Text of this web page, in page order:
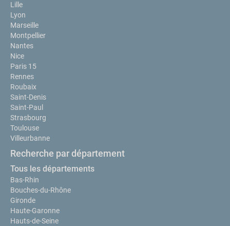
Lille
Lyon
Marseille
Montpellier
Nantes
Nice
Paris 15
Rennes
Roubaix
Saint-Denis
Saint-Paul
Strasbourg
Toulouse
Villeurbanne
Recherche par département
Tous les départements
Bas-Rhin
Bouches-du-Rhône
Gironde
Haute-Garonne
Hauts-de-Seine